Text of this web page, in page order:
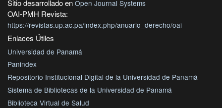
Sitio desarrollado en Open Journal Systems
OAI-PMH Revista:
https://revistas.up.ac.pa/index.php/anuario_derecho/oai
Enlaces Útiles
Universidad de Panamá
Panindex
Repositorio Institucional Digital de la Universidad de Panamá
Sistema de Bibliotecas de la Universidad de Panamá
Biblioteca Virtual de Salud